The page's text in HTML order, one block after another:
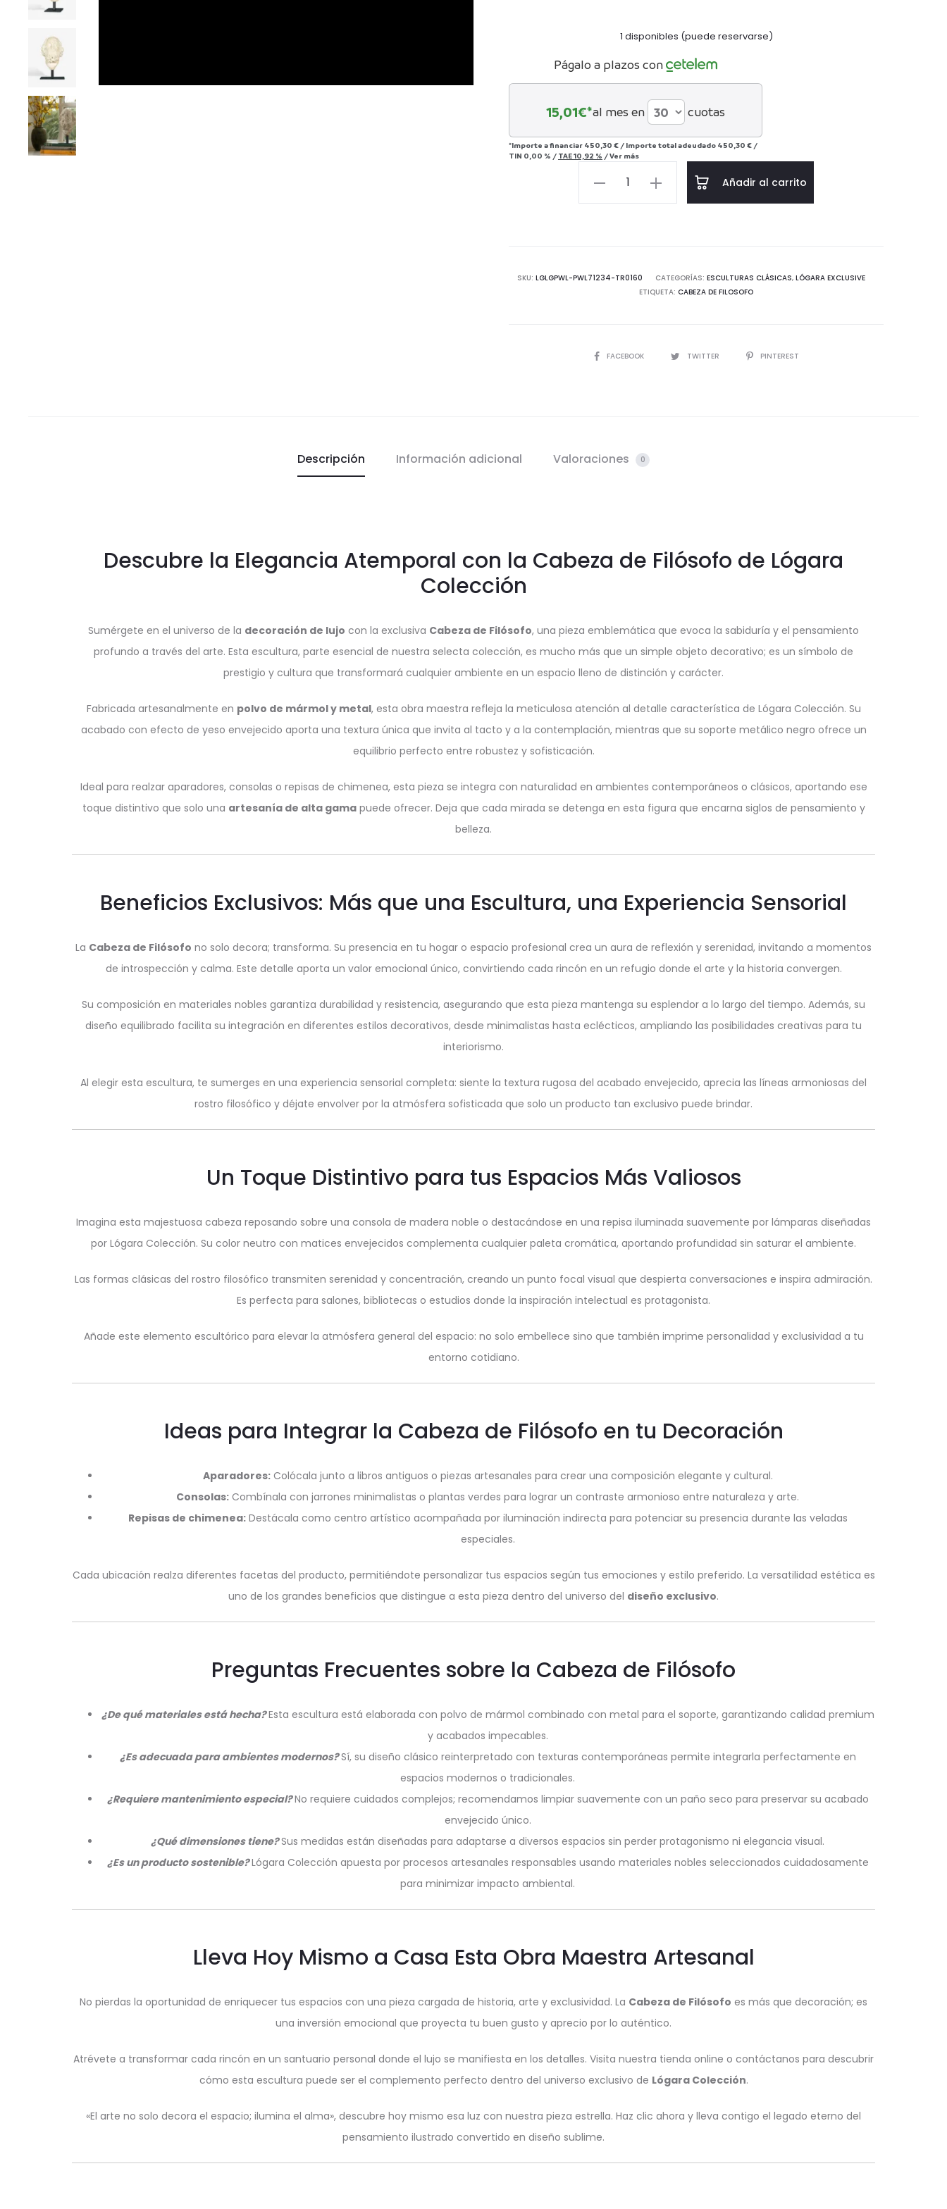
1 disponibles (puede reservarse)
Págalo a plazos con
15,01€*al mes en cuotas
*Importe a financiar 450,30 € / Importe total adeudado 450,30 € /
TIN 0,00 % / TAE10,92 % /Ver más
Cabeza
Añadir al carrito
SKU: LGLGPWL-PWL71234-TR0160 CATEGORÍAS: ESCULTURAS CLÁSICAS, LÓGARA EXCLUSIVE
ETIQUETA: CABEZA DE FILOSOFO
COMPARTIR
FACEBOOK TWITTER PINTEREST
Descripción Información adicional Valoraciones 0
Descubre la Elegancia Atemporal con la Cabeza de Filósofo de Lógara
Colección
Sumérgete en el universo de la decoración de lujo con la exclusiva Cabeza de Filósofo, una pieza emblemática que evoca la sabiduría y el pensamiento
profundo a través del arte. Esta escultura, parte esencial de nuestra selecta colección, es mucho más que un simple objeto decorativo; es un símbolo de
prestigio y cultura que transformará cualquier ambiente en un espacio lleno de distinción y carácter.
Fabricada artesanalmente en polvo de mármol y metal, esta obra maestra refleja la meticulosa atención al detalle característica de Lógara Colección. Su
acabado con efecto de yeso envejecido aporta una textura única que invita al tacto y a la contemplación, mientras que su soporte metálico negro ofrece un
equilibrio perfecto entre robustez y sofisticación.
Ideal para realzar aparadores, consolas o repisas de chimenea, esta pieza se integra con naturalidad en ambientes contemporáneos o clásicos, aportando ese
toque distintivo que solo una artesanía de alta gamapuede ofrecer. Deja que cada mirada se detenga en esta figura que encarna siglos de pensamiento y
belleza.
Beneficios Exclusivos: Más que una Escultura, una Experiencia Sensorial
La Cabeza de Filósofo no solo decora; transforma. Su presencia en tu hogar o espacio profesional crea un aura de reflexión y serenidad, invitando a momentos
de introspección y calma. Este detalle aporta un valor emocional único, convirtiendo cada rincón en un refugio donde el arte y la historia convergen.
Su composición en materiales nobles garantiza durabilidad y resistencia, asegurando que esta pieza mantenga su esplendor a lo largo del tiempo. Además, su
diseño equilibrado facilita su integración en diferentes estilos decorativos, desde minimalistas hasta eclécticos, ampliando las posibilidades creativas para tu
interiorismo.
Al elegir esta escultura, te sumerges en una experiencia sensorial completa: siente la textura rugosa del acabado envejecido, aprecia las líneas armoniosas del
rostro filosófico y déjate envolver por la atmósfera sofisticada que solo un producto tan exclusivo puede brindar.
Un Toque Distintivo para tus Espacios Más Valiosos
Imagina esta majestuosa cabeza reposando sobre una consola de madera noble o destacándose en una repisa iluminada suavemente por lámparas diseñadas
por Lógara Colección. Su color neutro con matices envejecidos complementa cualquier paleta cromática, aportando profundidad sin saturar el ambiente.
Las formas clásicas del rostro filosófico transmiten serenidad y concentración, creando un punto focal visual que despierta conversaciones e inspira admiración.
Es perfecta para salones, bibliotecas o estudios donde la inspiración intelectual es protagonista.
Añade este elemento escultórico para elevar la atmósfera general del espacio: no solo embellece sino que también imprime personalidad y exclusividad a tu
entorno cotidiano.
Ideas para Integrar la Cabeza de Filósofo en tu Decoración
Aparadores:Colócala junto a libros antiguos o piezas artesanales para crear una composición elegante y cultural.
Consolas: Combínala con jarrones minimalistas o plantas verdes para lograr un contraste armonioso entre naturaleza y arte.
Repisas de chimenea:Destácala como centro artístico acompañada por iluminación indirecta para potenciar su presencia durante las veladas
especiales.
Cada ubicación realza diferentes facetas del producto, permitiéndote personalizar tus espacios según tus emociones y estilo preferido. La versatilidad estética es
uno de los grandes beneficios que distingue a esta pieza dentro del universo del diseño exclusivo.
Preguntas Frecuentes sobre la Cabeza de Filósofo
¿De qué materiales está hecha?Esta escultura está elaborada con polvo de mármol combinado con metal para el soporte, garantizando calidad premium
y acabados impecables.
¿Es adecuada para ambientes modernos?Sí, su diseño clásico reinterpretado con texturas contemporáneas permite integrarla perfectamente en
espacios modernos o tradicionales.
¿Requiere mantenimiento especial?No requiere cuidados complejos; recomendamos limpiar suavemente con un paño seco para preservar su acabado
envejecido único.
¿Qué dimensiones tiene?Sus medidas están diseñadas para adaptarse a diversos espacios sin perder protagonismo ni elegancia visual.
¿Es un producto sostenible?Lógara Colección apuesta por procesos artesanales responsables usando materiales nobles seleccionados cuidadosamente
para minimizar impacto ambiental.
Lleva Hoy Mismo a Casa Esta Obra Maestra Artesanal
No pierdas la oportunidad de enriquecer tus espacios con una pieza cargada de historia, arte y exclusividad. La Cabeza de Filósofo es más que decoración; es
una inversión emocional que proyecta tu buen gusto y aprecio por lo auténtico.
Atrévete a transformar cada rincón en un santuario personal donde el lujo se manifiesta en los detalles. Visita nuestra tienda online o contáctanos para descubrir
cómo esta escultura puede ser el complemento perfecto dentro del universo exclusivo de Lógara Colección.
«El arte no solo decora el espacio; ilumina el alma», descubre hoy mismo esa luz con nuestra pieza estrella. Haz clic ahora y lleva contigo el legado eterno del
pensamiento ilustrado convertido en diseño sublime.